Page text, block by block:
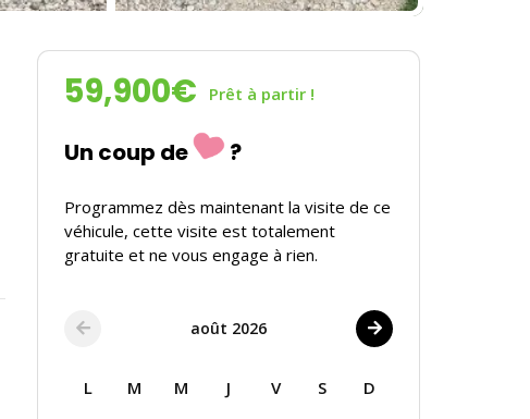
59,900€ Prêt à partir !
Un coup de ?
Programmez dès maintenant la visite de ce
véhicule, cette visite est totalement
gratuite et ne vous engage à rien.
août 2026
L M M J V S D